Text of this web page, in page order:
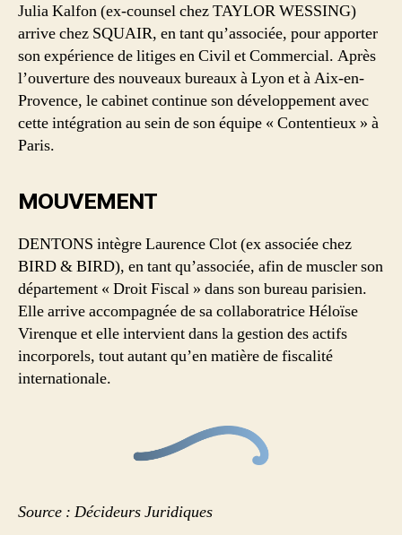
Julia Kalfon (ex-counsel chez TAYLOR WESSING)
arrive chez SQUAIR, en tant qu’associée, pour apporter
son expérience de litiges en Civil et Commercial. Après
l’ouverture des nouveaux bureaux à Lyon et à Aix-en-
Provence, le cabinet continue son développement avec
cette intégration au sein de son équipe « Contentieux » à
Paris.
MOUVEMENT
DENTONS intègre Laurence Clot (ex associée chez
BIRD & BIRD), en tant qu’associée, afin de muscler son
département « Droit Fiscal » dans son bureau parisien.
Elle arrive accompagnée de sa collaboratrice Héloïse
Virenque et elle intervient dans la gestion des actifs
incorporels, tout autant qu’en matière de fiscalité
internationale.
Source : Décideurs Juridiques